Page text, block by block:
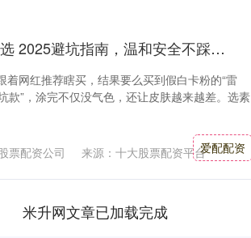
爱配配资 素颜霜怎么选 2025避坑指南，温和安全不踩雷实测款
着网红推荐瞎买，结果要么买到假白卡粉的“雷
款”，涂完不仅没气色，还让皮肤越来越差。选素
爱配配资
来源：十大股票配资平台
票配资公司
米升网文章已加载完成